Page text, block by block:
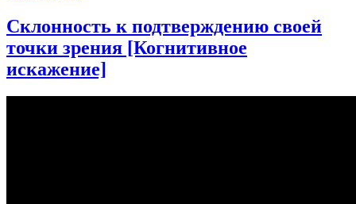
|
Логическая
ошибка
Склонность к подтверждению своей
точки зрения [Когнитивное
искажение]